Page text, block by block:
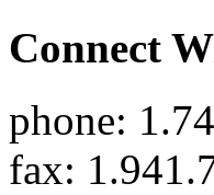
Connect
phone:
fax: